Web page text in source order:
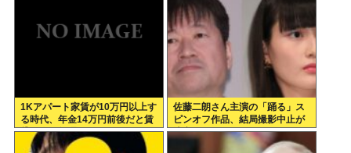
1Kアパート家賃が10万円以上す
る時代、年金14万円前後だと賃
貸の人は無理じゃね？
佐藤二朗さん主演の「踊る」ス
ピンオフ作品、結局撮影中止が
決定www